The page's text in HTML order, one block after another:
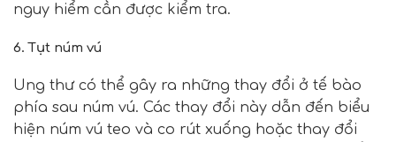
nguy hiểm cần được kiểm tra.
6. Tụt núm vú
Ung thư có thể gây ra những thay đổi ở tế bào
phía sau núm vú. Các thay đổi này dẫn đến biểu
hiện núm vú teo và co rút xuống hoặc thay đổi